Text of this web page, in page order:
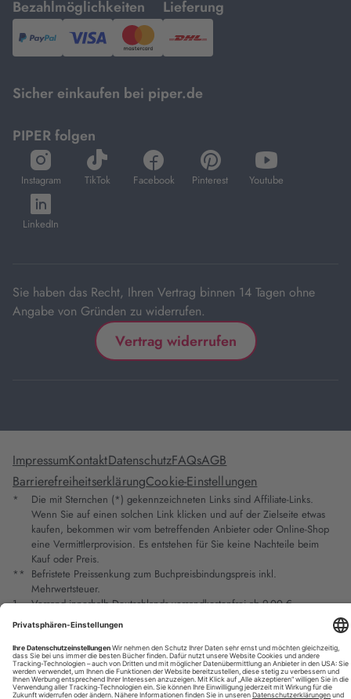
Bezahlmöglichkeiten
mit
PayPal,Visa
und
Lieferung
mit
DHL.
Sicher einkaufen bei piper.de
PIPER folgen
Instagram
öffnet
in
neuem
Tab
TikTok
öffnet
in
Facebook
öffnet
in
Pinterest
öffnet
in
Youtube
öffnet
in
LinkedIn
öffnet
in
Sie haben das Recht, Ihren Vertrag binnen 14 Tagen ohne
Angabe von Gründen zu widerrufen.
Vertrag widerrufen
ImpressumKontaktDatenschutzFAQsAGB
BarrierefreiheitserklärungCookie-Einstellungen
*
Die mit Sternchen (*) gekennzeichneten Links sind Affiliate-Links.
Wenn Sie auf einen solchen Link klicken und auf der Zielseite etwas
kaufen, bekommen wir vom betreffenden Anbieter oder Online-Shop
eine Vermittlerprovision. Es entstehen für Sie keine Nachteile beim
Kauf oder Preis.
** Befristete Preissenkung zum Buchpreisbindungspreis inkl.
Mehrwertsteuer.
1
Versand innerhalb Deutschlands versandkostenfrei ab 9,00 €
Bestellwert.
Vorbestellung ab 30 Tage vor Erscheinungstermin möglich.